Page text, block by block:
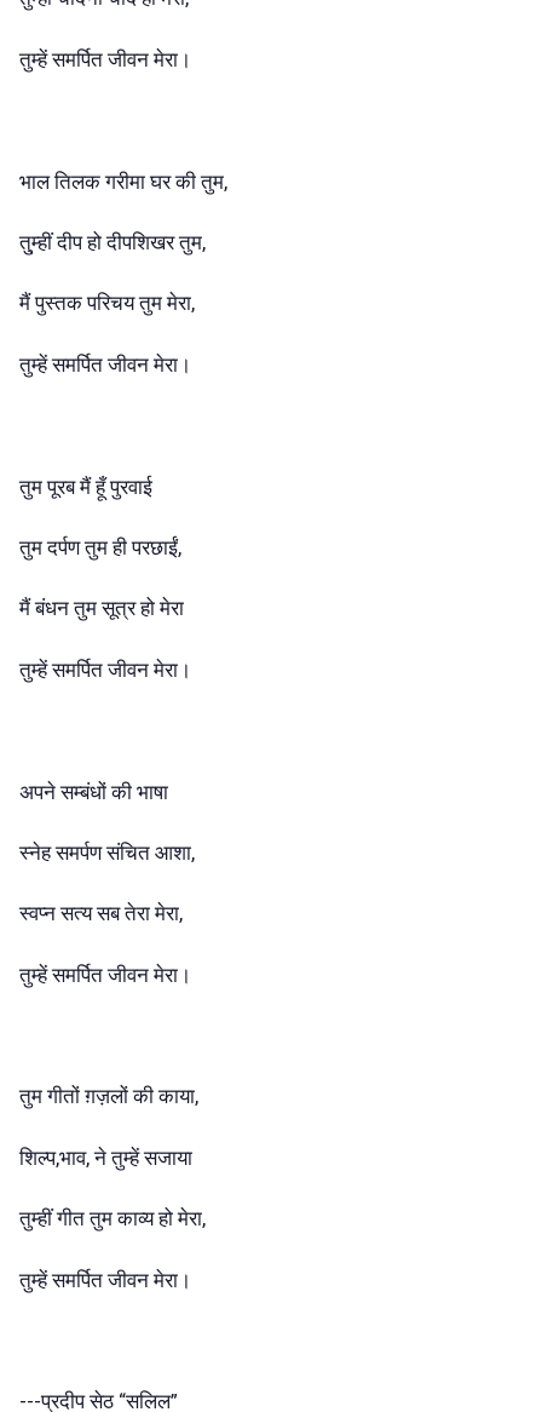
तुम्हें समर्पित जीवन मेरा।
भाल तिलक गरीमा घर की तुम,
तु्म्हीं दीप हो दीपशिखर तुम,
मैं पुस्तक परिचय तुम मेरा,
तुम्हें समर्पित जीवन मेरा।
तुम पूरब मैं हूँ पुरवाई
तुम दर्पण तुम ही परछाईं,
मैं बंधन तुम सूत्र हो मेरा
तुम्हें समर्पित जीवन मेरा।
अपने सम्बंधों की भाषा
स्नेह समर्पण संचित आशा,
स्वप्न सत्य सब तेरा मेरा,
तुम्हें समर्पित जीवन मेरा।
तुम गीतों ग़ज़लों की काया,
शिल्प,भाव, ने तुम्हें सजाया
तुम्हीं गीत तुम काव्य हो मेरा,
तुम्हें समर्पित जीवन मेरा।
---प्रदीप सेठ “सलिल”